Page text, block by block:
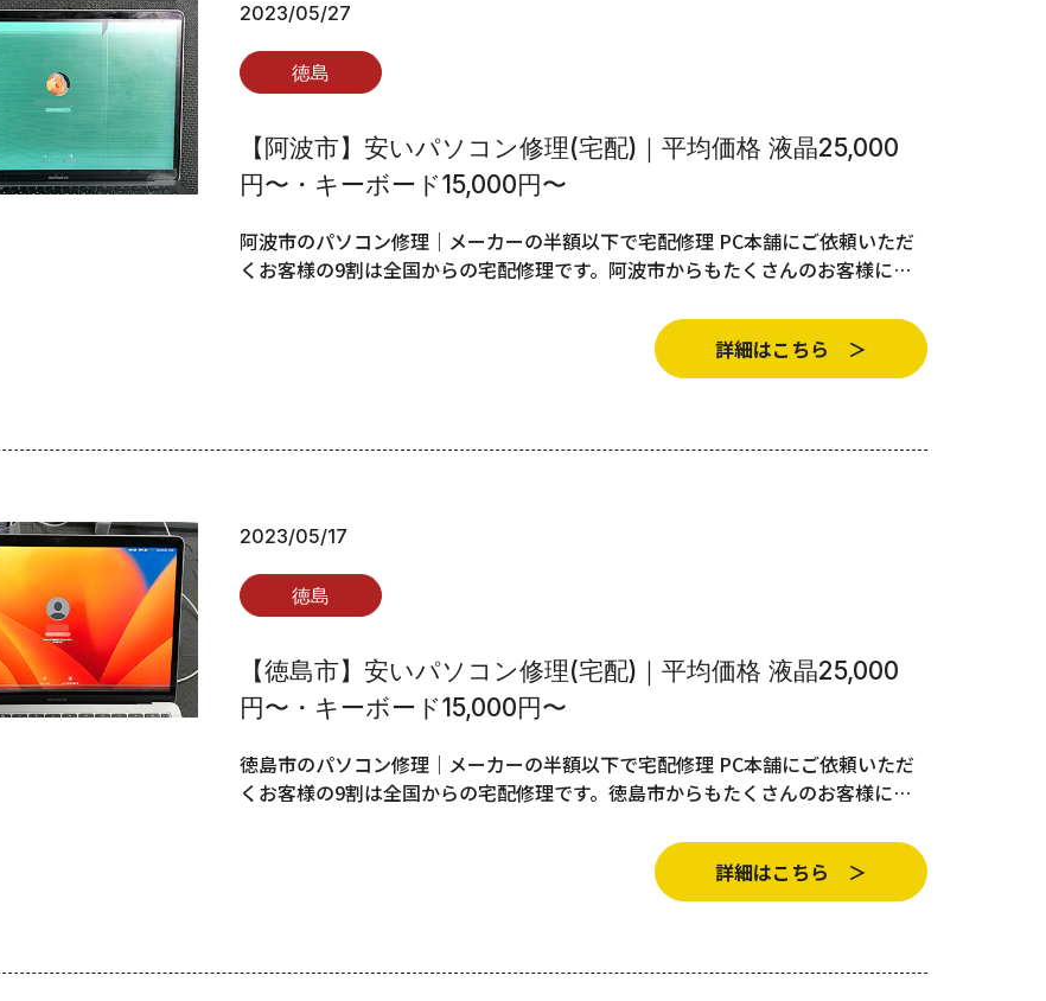
2023/05/27
徳島
【阿波市】安いパソコン修理(宅配)｜平均価格 液晶25,000
円〜・キーボード15,000円〜
阿波市のパソコン修理｜メーカーの半額以下で宅配修理 PC本舗にご依頼いただ
くお客様の9割は全国からの宅配修理です。阿波市からもたくさんのお客様に…
詳細はこちら ＞
2023/05/17
徳島
【徳島市】安いパソコン修理(宅配)｜平均価格 液晶25,000
円〜・キーボード15,000円〜
徳島市のパソコン修理｜メーカーの半額以下で宅配修理 PC本舗にご依頼いただ
くお客様の9割は全国からの宅配修理です。徳島市からもたくさんのお客様に…
詳細はこちら ＞